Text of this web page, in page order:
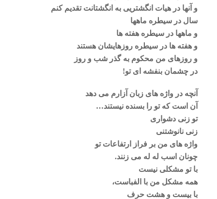
و آنها در هیات انگشتریی به انگشتانت تقدیم کنم
سال در سیطره ماهها
و ماهها در سیطره هفته ها
و هفته ها در سیطره روزهایشان هستند
و روزهای من محکوم به گذر شب و روز
در چشمان بنفشه ای تو!
آنچه در واژه های زبان آزارم می دهد
آن است که تو را بسنده نیستند…
تو زنی دشواری
زنی نانوشتنی
واژه های من بر فراز ارتفاعات تو
چونان اسب له له می زنند.
با تو مشکلی نیست
همه مشکل من با الفباست،
با بیست و هشت حرف